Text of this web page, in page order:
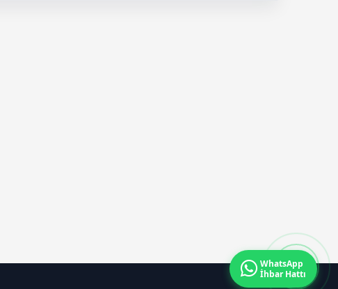
WhatsApp
İhbar Hattı